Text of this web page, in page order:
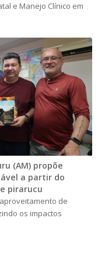
e Manejo Clínico em
(AM) propõe
a partir do
pirarucu
de
os impactos